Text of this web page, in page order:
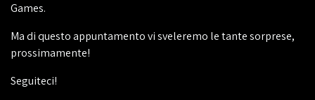
Games.
Ma di questo appuntamento vi sveleremo le tante sorprese,
prossimamente!
Seguiteci!